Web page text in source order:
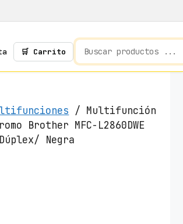
🛒 Carrito
/ Multifunción
Brother MFC-L2860DWE
Negra